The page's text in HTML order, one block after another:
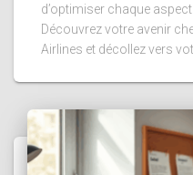
d’optimiser chaque
Découvrez votre avenir
Airlines et décollez vers